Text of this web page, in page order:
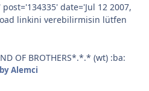
date='Jul 12 2007,
linkini verebilirmisin lütfen
OF BROTHERS*.*.* (wt) :ba:
Alemci